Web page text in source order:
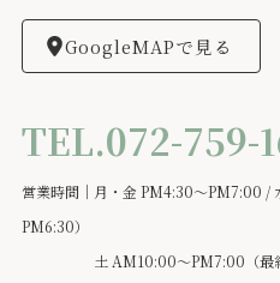
GoogleMAPで見る
TEL.072-759-
営業時間｜月・金 PM4:30～PM7:00
PM6:30）
土 AM10:00～PM7:00（最終